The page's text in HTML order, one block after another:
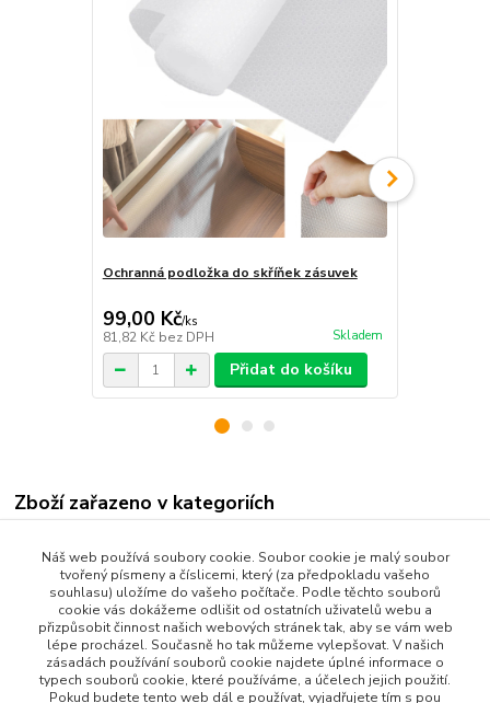
Ochranná podložka do skříňek zásuvek
99,00 Kč/ks
81,82 Kč bez DPH Skladem
Přidat do košíku
Zboží zařazeno v kategoriích
Dům a Zahrada
Bytové Doplňky
Kuchyňské potřeby
Užitečné příslušenství
Náš web používá soubory cookie. Soubor cookie je malý soubor
tvořený písmeny a číslicemi, který (za předpokladu vašeho
souhlasu) uložíme do vašeho počítače. Podle těchto souborů
cookie vás dokážeme odlišit od ostatních uživatelů webu a
přizpůsobit činnost našich webových stránek tak, aby se vám web
lépe procházel. Současně ho tak můžeme vylepšovat. V našich
zásadách používání souborů cookie najdete úplné informace o
typech souborů cookie, které používáme, a účelech jejich použití.
Pokud budete tento web dál e používat, vyjadřujete tím s pou